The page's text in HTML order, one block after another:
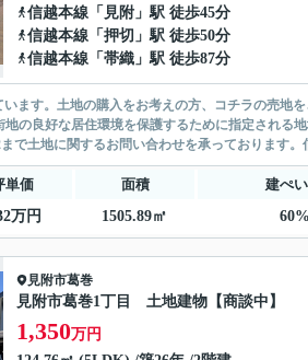
信越本線 「 見附 」駅 徒歩45分
信越本線 「 押切 」駅 徒歩50分
信越本線 「 帯織 」駅 徒歩87分
います。土地の購入をお考えの方、コチラの売地
の良好な居住環境を保護するために指定される
で土地に関するお問い合わせを承っております。
単価 面積 建ぺ
万円 1505.89㎡
見附市葛巻
見附市葛巻1丁目 土地建物【商談中】
1,350万円